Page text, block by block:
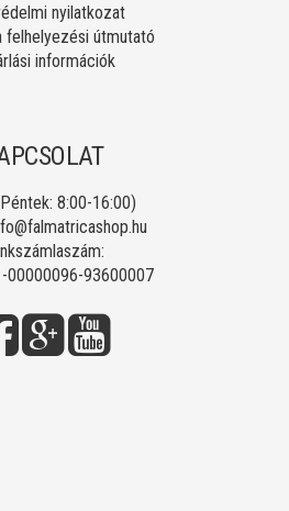
nyilatkozat
felhelyezési útmutató
információk
8:00-16:00)
00000096-93600007